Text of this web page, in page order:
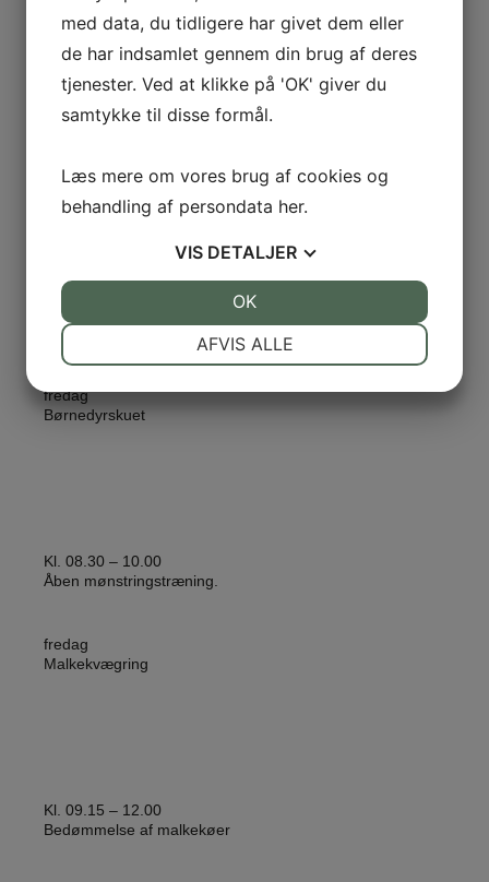
Kl. 08.00 – 18.00
Fyns Western klub
Den Kreative Stald
Kl. 08.00 – 18.00
Byg dit eget dyreskue
fredag
Børnedyrskuet
Kl. 08.30 – 10.00
Åben mønstringstræning.
fredag
Malkekvægring
Kl. 09.15 – 12.00
Bedømmelse af malkekøer
med data, du tidligere har givet dem eller
de har indsamlet gennem din brug af deres
tjenester. Ved at klikke på 'OK' giver du
samtykke til disse formål.
Læs mere om vores brug af cookies og
behandling af persondata her.
VIS DETALJER
MARKETING
AFVIS ALLE
OK